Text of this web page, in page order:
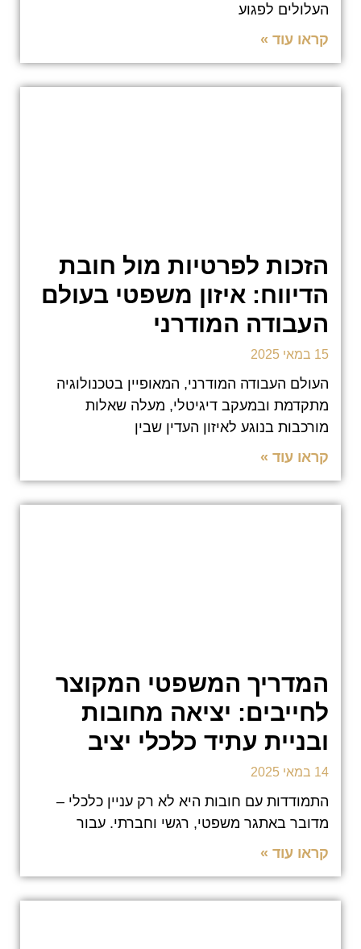
העלולים לפגוע
קראו עוד »
הזכות לפרטיות מול חובת
הדיווח: איזון משפטי בעולם
העבודה המודרני
15 במאי 2025
העולם העבודה המודרני, המאופיין בטכנולוגיה
מתקדמת ובמעקב דיגיטלי, מעלה שאלות
מורכבות בנוגע לאיזון העדין שבין
קראו עוד »
המדריך המשפטי המקוצר
לחייבים: יציאה מחובות
ובניית עתיד כלכלי יציב
14 במאי 2025
התמודדות עם חובות היא לא רק עניין כלכלי –
מדובר באתגר משפטי, רגשי וחברתי. עבור
קראו עוד »